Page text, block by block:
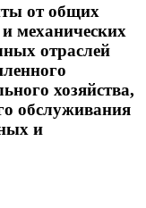
от общих
механических
отраслей
хозяйства,
обслуживания
и